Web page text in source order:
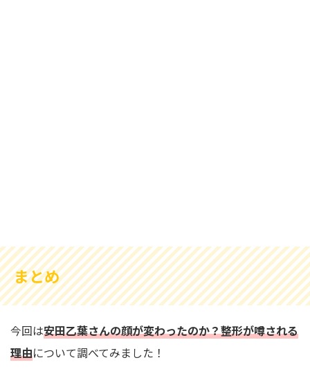
まとめ
今回は安田乙葉さんの顔が変わったのか？整形が噂される
理由について調べてみました！